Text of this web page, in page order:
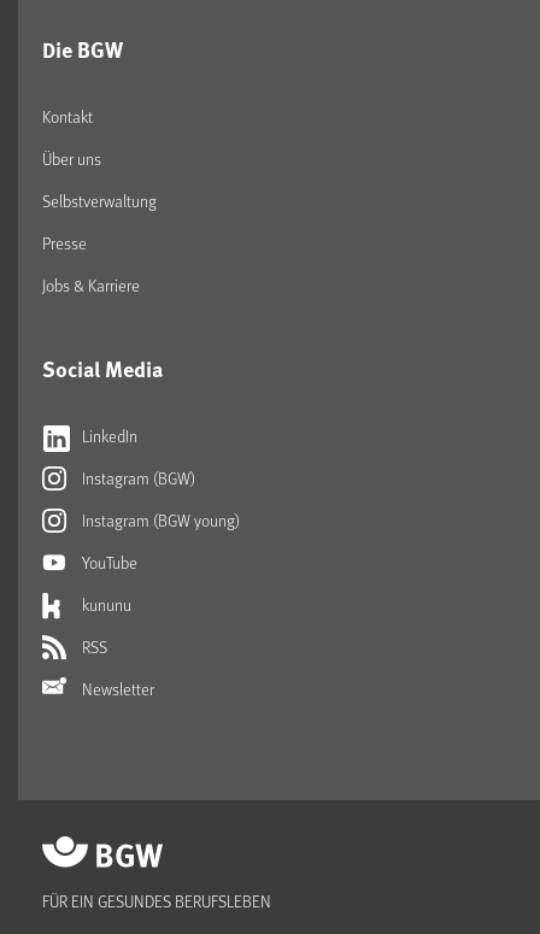
Die BGW
Kontakt
Über uns
Selbstverwaltung
Presse
Jobs & Karriere
Social Media
LinkedIn
Instagram (BGW)
Instagram (BGW young)
YouTube
kununu
RSS
Newsletter
FÜR EIN GESUNDES BERUFSLEBEN